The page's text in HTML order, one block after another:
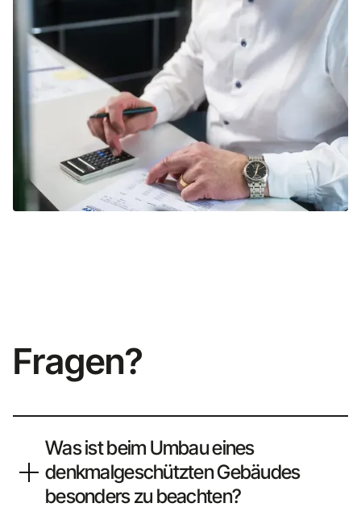
Fragen?
Was ist beim Umbau eines
denkmalgeschützten Gebäudes
besonders zu beachten?